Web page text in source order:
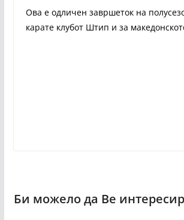
Ова е одличен завршеток на
карате клубот Штип и за